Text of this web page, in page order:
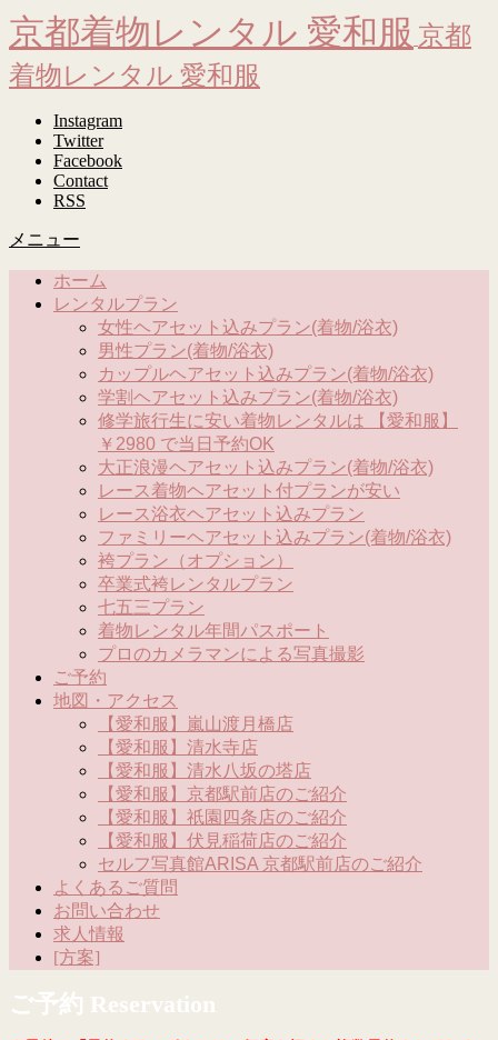
京都着物レンタル 愛和服 京都
着物レンタル 愛和服
Instagram
Twitter
Facebook
Contact
RSS
メニュー
ホーム
レンタルプラン
女性ヘアセット込みプラン(着物/浴衣)
男性プラン(着物/浴衣)
カップルヘアセット込みプラン(着物/浴衣)
学割ヘアセット込みプラン(着物/浴衣)
修学旅行生に安い着物レンタルは 【愛和服】
￥2980 で当日予約OK
大正浪漫ヘアセット込みプラン(着物/浴衣)
レース着物ヘアセット付プランが安い
レース浴衣ヘアセット込みプラン
ファミリーヘアセット込みプラン(着物/浴衣)
袴プラン（オプション）
卒業式袴レンタルプラン
七五三プラン
着物レンタル年間パスポート
プロのカメラマンによる写真撮影
ご予約
地図・アクセス
【愛和服】嵐山渡月橋店
【愛和服】清水寺店
【愛和服】清水八坂の塔店
【愛和服】京都駅前店のご紹介
【愛和服】祇園四条店のご紹介
【愛和服】伏見稲荷店のご紹介
セルフ写真館ARISA 京都駅前店のご紹介
よくあるご質問
お問い合わせ
求人情報
[方案]
ご予約 Reservation